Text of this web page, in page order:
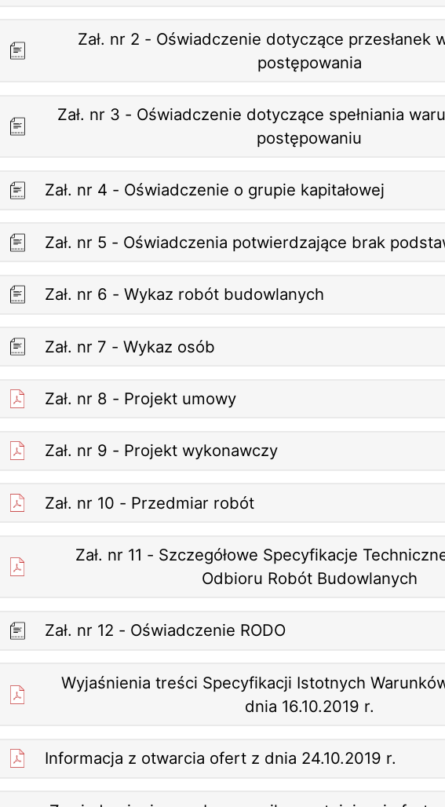
Zał. nr 2 - Oświadczenie dotyczące przesłanek
postępowania
Zał. nr 3 - Oświadczenie dotyczące spełniania
postępowaniu
Zał. nr 4 - Oświadczenie o grupie kapitałowej
Zał. nr 5 - Oświadczenia potwierdzające brak
Zał. nr 6 - Wykaz robót budowlanych
Zał. nr 7 - Wykaz osób
Zał. nr 8 - Projekt umowy
Zał. nr 9 - Projekt wykonawczy
Zał. nr 10 - Przedmiar robót
Zał. nr 11 - Szczegółowe Specyfikacje
Odbioru Robót Budowlanych
Zał. nr 12 - Oświadczenie RODO
Wyjaśnienia treści Specyfikacji Istotnych
dnia 16.10.2019 r.
Informacja z otwarcia ofert z dnia 24.10.2019 r.